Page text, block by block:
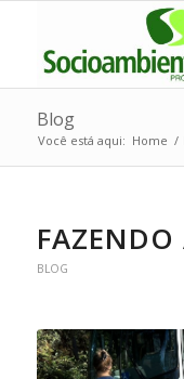
Blog
Você está aqui: Home /
FAZENDO
BLOG